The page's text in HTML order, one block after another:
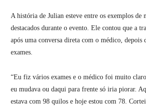
A história de Julian esteve entre os exemplos de
destacados durante o evento. Ele contou que a
após uma conversa direta com o médico, depois
exames.
“Eu fiz vários exames e o médico foi muito
eu mudava ou daqui para frente só iria piorar.
estava com 98 quilos e hoje estou com 78.